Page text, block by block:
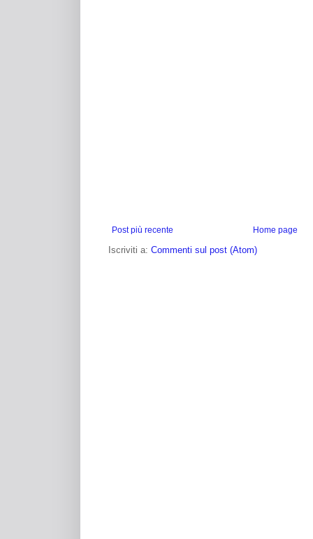
Post più recente Home page
Iscriviti a: Commenti sul post (Atom)